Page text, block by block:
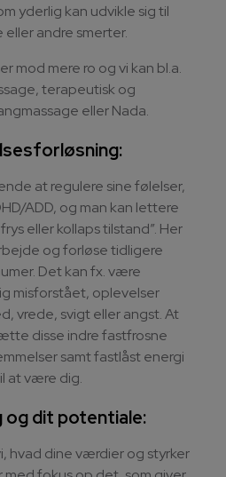
yderlig kan udvikle sig til
andre smerter.
mod mere ro og vi kan bl.a.
terapeutisk og
eller Nada.
at regulere sine følelser,
ADD, og man kan lettere
eller kollaps tilstand”. Her
og forløse tidligere
Det kan fx. være
misforstået, oplevelser
vrede, svigt eller angst. At
disse indre fastfrosne
samt fastlåst energi
at være dig.
og dit potentiale:
hvad dine værdier og styrker